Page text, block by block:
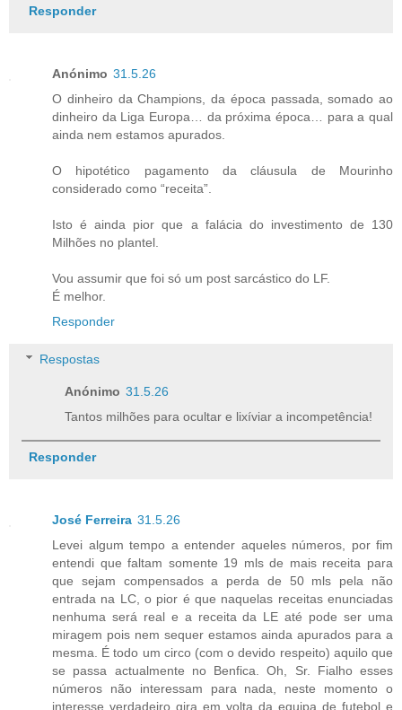
Responder
Anónimo 31.5.26
O dinheiro da Champions, da época passada, somado ao
dinheiro da Liga Europa… da próxima época… para a qual
ainda nem estamos apurados.
O hipotético pagamento da cláusula de Mourinho
considerado como “receita”.
Isto é ainda pior que a falácia do investimento de 130
Milhões no plantel.
Vou assumir que foi só um post sarcástico do LF.
É melhor.
Responder
Respostas
Anónimo 31.5.26
Tantos milhões para ocultar e lixíviar a incompetência!
Responder
José Ferreira 31.5.26
Levei algum tempo a entender aqueles números, por fim
entendi que faltam somente 19 mls de mais receita para
que sejam compensados a perda de 50 mls pela não
entrada na LC, o pior é que naquelas receitas enunciadas
nenhuma será real e a receita da LE até pode ser uma
miragem pois nem sequer estamos ainda apurados para a
mesma. É todo um circo (com o devido respeito) aquilo que
se passa actualmente no Benfica. Oh, Sr. Fialho esses
números não interessam para nada, neste momento o
interesse verdadeiro gira em volta da equipa de futebol e